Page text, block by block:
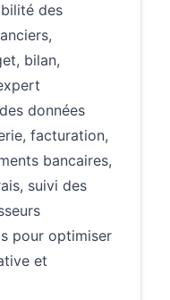
des
bilan,
données
facturation,
bancaires,
suivi des
pour optimiser
et